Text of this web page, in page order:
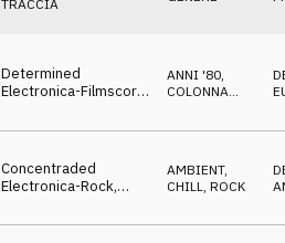
TRACCIA
Determined
Electronica-Filmscore,
focused, it starts
ANNI '80
COLONNA
Concentraded
Electronica-Rock,
dynamic & uplifting
AMBIENT,
CHILL, ROCK